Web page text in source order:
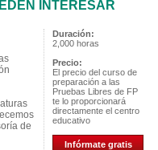
INTERESAR
de
Duración:
2,000 horas
Precio:
El precio del curso de
preparación a las
Pruebas Libres de FP
te lo proporcionará
directamente el centro
educativo
Infórmate gratis